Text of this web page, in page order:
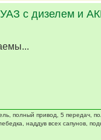
с дизелем и
полный привод, 5 передач,
наддув всех сапунов,